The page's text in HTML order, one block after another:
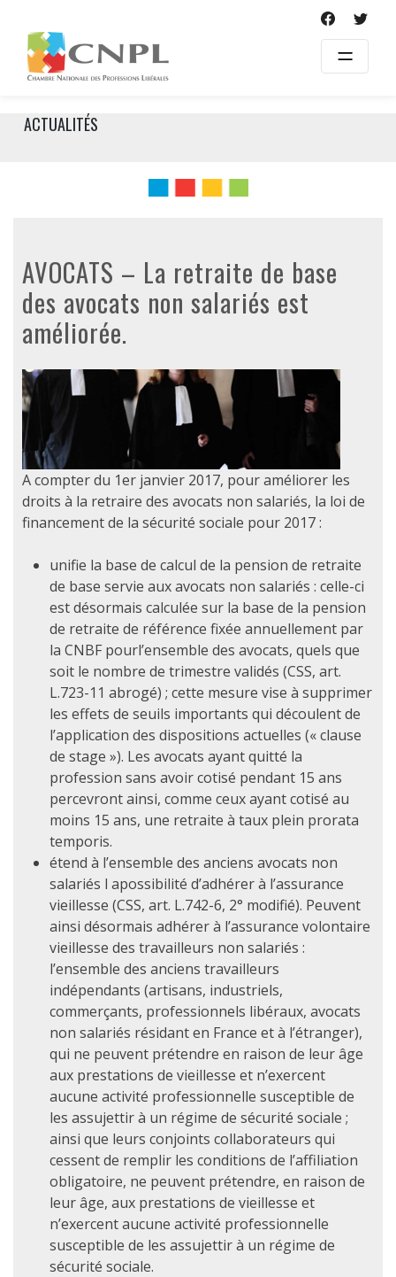
content
ACTUALITÉS
AVOCATS – La retraite de base
des avocats non salariés est
améliorée.
A compter du 1er janvier 2017, pour améliorer les
droits à la retraire des avocats non salariés, la loi de
financement de la sécurité sociale pour 2017 :
unifie la base de calcul de la pension de retraite
de base servie aux avocats non salariés : celle-ci
est désormais calculée sur la base de la pension
de retraite de référence fixée annuellement par
la CNBF pourl’ensemble des avocats, quels que
soit le nombre de trimestre validés (CSS, art.
L.723-11 abrogé) ; cette mesure vise à supprimer
les effets de seuils importants qui découlent de
l’application des dispositions actuelles (« clause
de stage »). Les avocats ayant quitté la
profession sans avoir cotisé pendant 15 ans
percevront ainsi, comme ceux ayant cotisé au
moins 15 ans, une retraite à taux plein prorata
temporis.
étend à l’ensemble des anciens avocats non
salariés l apossibilité d’adhérer à l’assurance
vieillesse (CSS, art. L.742-6, 2° modifié). Peuvent
ainsi désormais adhérer à l’assurance volontaire
vieillesse des travailleurs non salariés :
l’ensemble des anciens travailleurs
indépendants (artisans, industriels,
commerçants, professionnels libéraux, avocats
non salariés résidant en France et à l’étranger),
qui ne peuvent prétendre en raison de leur âge
aux prestations de vieillesse et n’exercent
aucune activité professionnelle susceptible de
les assujettir à un régime de sécurité sociale ;
ainsi que leurs conjoints collaborateurs qui
cessent de remplir les conditions de l’affiliation
obligatoire, ne peuvent prétendre, en raison de
leur âge, aux prestations de vieillesse et
n’exercent aucune activité professionnelle
susceptible de les assujettir à un régime de
sécurité sociale.